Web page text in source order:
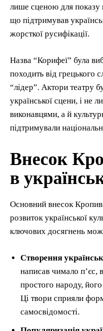
лише сценою для показу
що підтримував
жорсткої русифікації.
Назва “Корифеї” була
походить від грецького
“лідер”. Актори театру
української сцени, і не
виконавцями, а й
підтримували
Внесок
в
Основний внесок
розвиток української
ключових досягнень
Створення
написав чимало п’єс,
простого народу,
Ці твори сприяли
самосвідомості.